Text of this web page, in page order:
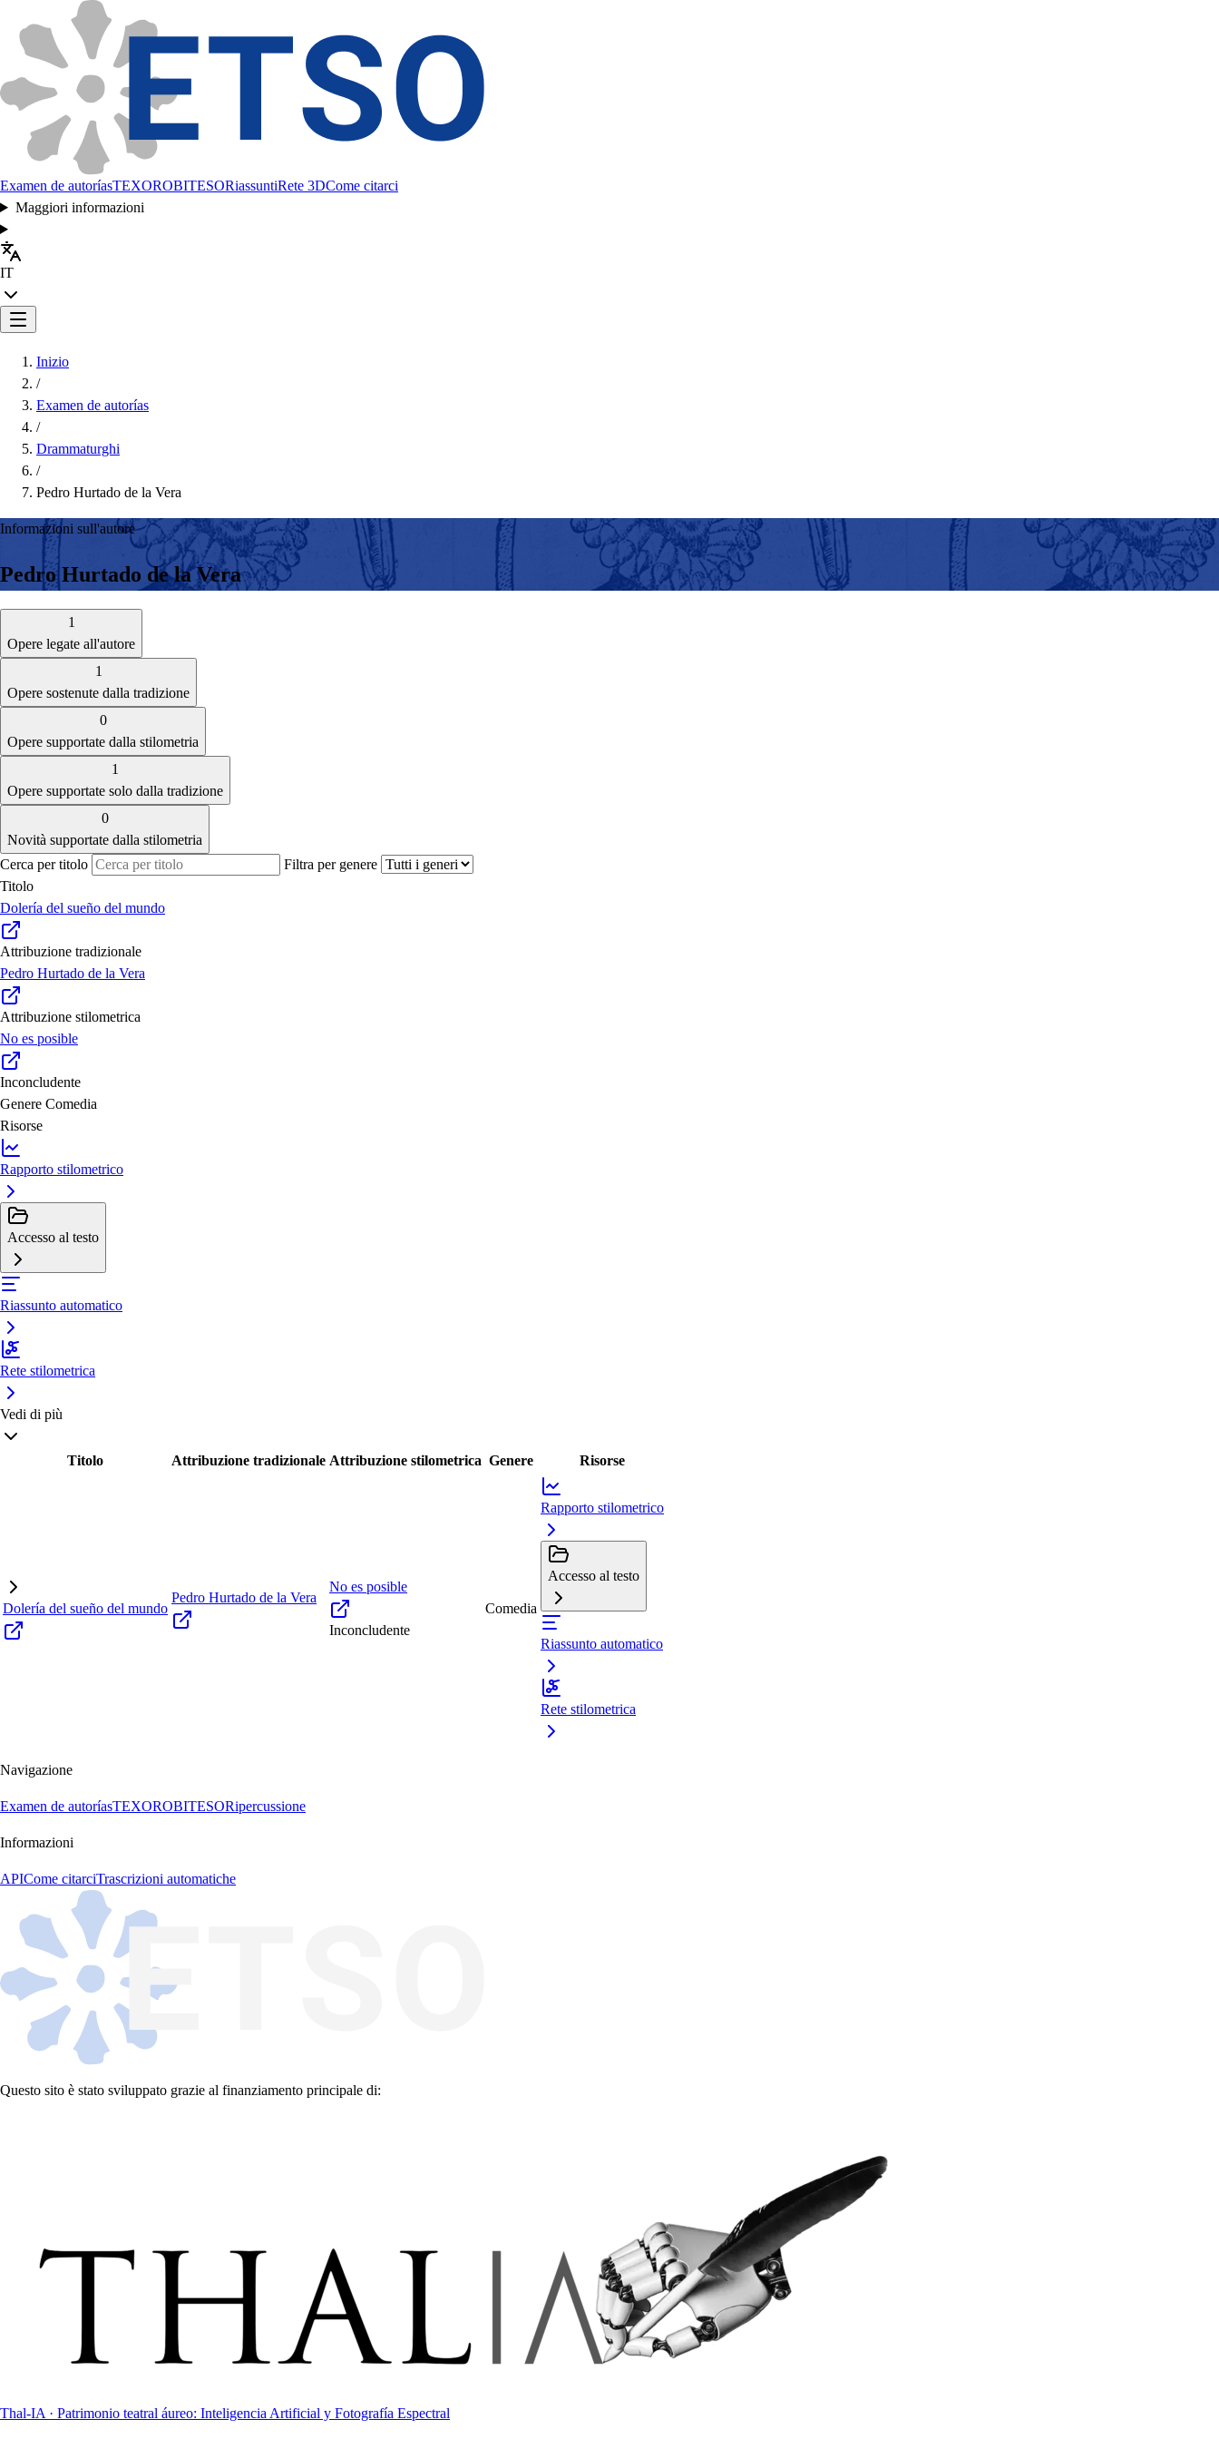
Examen de autoríasTEXOROBITESORiassuntiRete 3DCome citarci
Maggiori informazioni
IT
Inizio
/
Examen de autorías
/
Drammaturghi
/
Pedro Hurtado de la Vera
Informazioni sull'autore
Pedro Hurtado de la Vera
1
Opere legate all'autore
1
Opere sostenute dalla tradizione
0
Opere supportate dalla stilometria
1
Opere supportate solo dalla tradizione
0
Novità supportate dalla stilometria
Cerca per titolo
Filtra per genere
Titolo
Dolería del sueño del mundo
Attribuzione tradizionale
Pedro Hurtado de la Vera
Attribuzione stilometrica
No es posible
Inconcludente
Genere Comedia
Risorse
Rapporto stilometrico
Accesso al testo
Riassunto automatico
Rete stilometrica
Vedi di più
Titolo Attribuzione tradizionale Attribuzione stilometrica Genere Risorse
Dolería del sueño del mundo
Pedro Hurtado de la Vera
No es posible
Inconcludente
Comedia
Rapporto stilometrico
Accesso al testo
Riassunto automatico
Rete stilometrica
Navigazione
Examen de autoríasTEXOROBITESORipercussione
Informazioni
APICome citarciTrascrizioni automatiche
Questo sito è stato sviluppato grazie al finanziamento principale di:
Thal-IA · Patrimonio teatral áureo: Inteligencia Artificial y Fotografía Espectral